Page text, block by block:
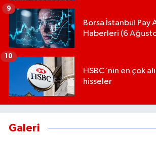
Borsa İstanbul Pay
Haberleri (6
9
HSBC'nin en çok
hisseler
10
Galeri